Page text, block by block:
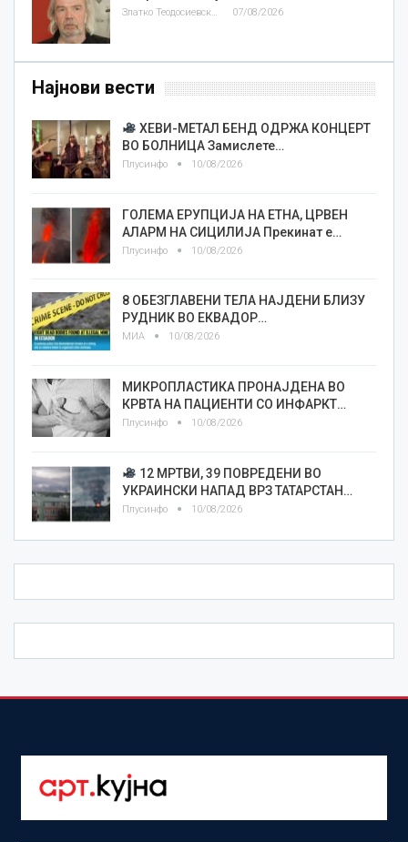
Златко Теодосиевски 07/08/2026
Најнови вести
ХЕВИ-МЕТАЛ БЕНД ОДРЖА КОНЦЕРТ
ВО БОЛНИЦА Замислете…
Плусинфо 10/08/2026
ГОЛЕМА ЕРУПЦИЈА НА ЕТНА, ЦРВЕН
АЛАРМ НА СИЦИЛИЈА Прекинат е…
Плусинфо 10/08/2026
8 ОБЕЗГЛАВЕНИ ТЕЛА НАЈДЕНИ БЛИЗУ
РУДНИК ВО ЕКВАДОР…
МИА 10/08/2026
МИКРОПЛАСТИКА ПРОНАЈДЕНА ВО
КРВТА НА ПАЦИЕНТИ СО ИНФАРКТ…
Плусинфо 10/08/2026
12 МРТВИ, 39 ПОВРЕДЕНИ ВО
УКРАИНСКИ НАПАД ВРЗ ТАТАРСТАН…
Плусинфо 10/08/2026